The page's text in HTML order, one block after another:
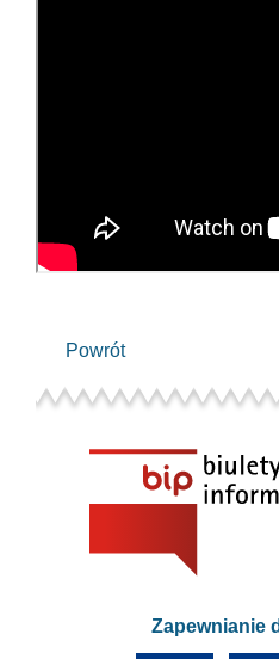
Powrót
Zapewnianie